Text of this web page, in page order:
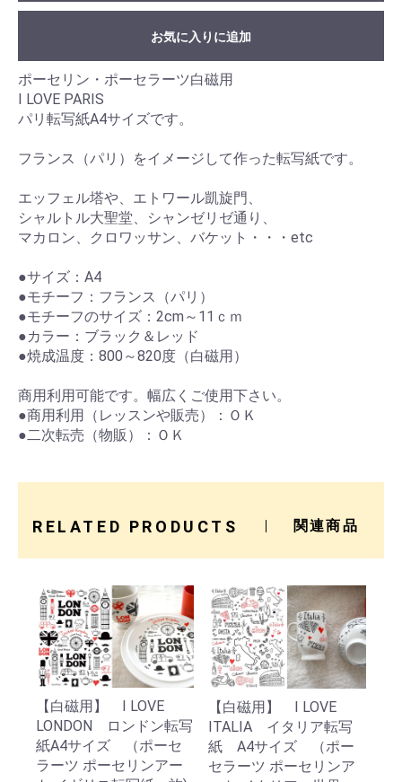
お気に入りに追加
ポーセリン・ポーセラーツ白磁用
I LOVE PARIS
パリ転写紙A4サイズです。
フランス（パリ）をイメージして作った転写紙です。
エッフェル塔や、エトワール凱旋門、
シャルトル大聖堂、シャンゼリゼ通り、
マカロン、クロワッサン、バケット・・・etc
●サイズ：A4
●モチーフ：フランス（パリ）
●モチーフのサイズ：2cm～11ｃｍ
●カラー：ブラック＆レッド
●焼成温度：800～820度（白磁用）
商用利用可能です。幅広くご使用下さい。
●商用利用（レッスンや販売）：ＯＫ
●二次転売（物販）：ＯＫ
RELATED PRODUCTS 関連商品
【白磁用】 I LOVE
LONDON ロンドン転写
紙A4サイズ （ポーセ
ラーツ ポーセリンアー
【白磁用】 I LOVE
ITALIA イタリア転写
紙 A4サイズ （ポー
セラーツ ポーセリンア